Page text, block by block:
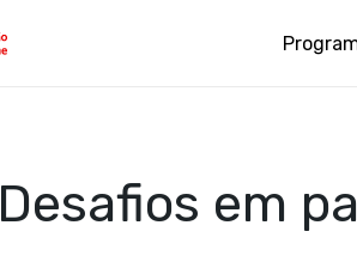
Desafios em